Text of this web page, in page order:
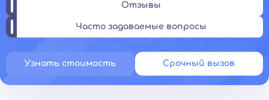
Отзывы
Часто задаваемые вопросы
Узнать стоимость Срочный вызов